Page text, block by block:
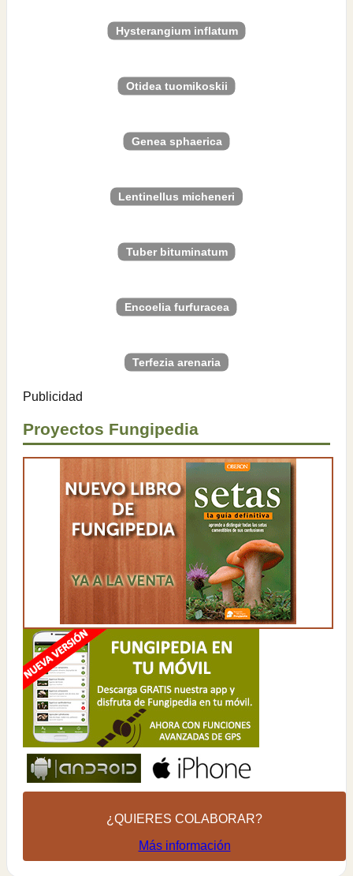
Hysterangium inflatum
Otidea tuomikoskii
Genea sphaerica
Lentinellus micheneri
Tuber bituminatum
Encoelia furfuracea
Terfezia arenaria
Publicidad
Proyectos Fungipedia
¿QUIERES COLABORAR?
Más información